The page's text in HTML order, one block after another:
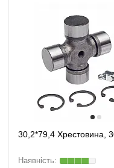
30,2*79,4 Хрестовина,